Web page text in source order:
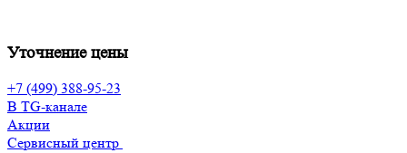
Уточнение цены
+7 (499) 388-95-23
В TG-канале
Акции
Сервисный центр